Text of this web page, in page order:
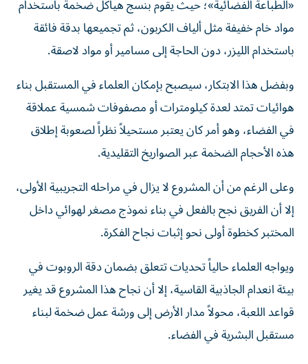
«الطباعة الفضائية»؛ حيث يقوم بنسج هياكل ضخمة باستخدام
مواد خام خفيفة مثل ألياف الكربون، ثم تجميعها بدقة فائقة
باستخدام الليزر، دون الحاجة إلى مسامير أو مواد لاصقة.
وبفضل هذا الابتكار، سيصبح بإمكان العلماء في المستقبل بناء
هوائيات تمتد لعدة كيلومترات أو مصفوفات شمسية عملاقة
في الفضاء، وهو أمر كان يعتبر مستحيلاً نظراً لصعوبة إطلاق
هذه الأحجام الضخمة عبر الصواريخ التقليدية.
وعلى الرغم من أن المشروع لا يزال في مراحله التجريبية الأولى،
إلا أن الفريق نجح بالفعل في بناء نموذج مصغر لهوائي داخل
المختبر كخطوة أولى نحو إثبات نجاح الفكرة.
ويواجه العلماء حالياً تحديات تتعلق بضمان دقة الروبوت في
بيئة انعدام الجاذبية القاسية، إلا أن نجاح هذا المشروع قد يغير
قواعد اللعبة، محولاً مدار الأرض إلى ورشة عمل ضخمة لبناء
مستقبل البشرية في الفضاء.